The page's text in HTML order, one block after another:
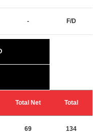
- F/D
Total Net Total
69 134